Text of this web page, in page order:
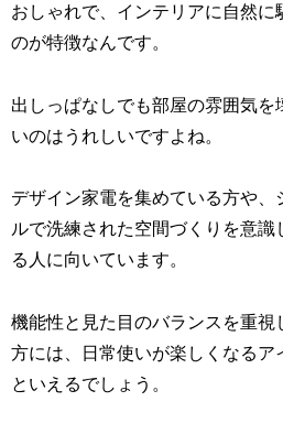
おしゃれで、インテリアに自然に
のが特徴なんです。
出しっぱなしでも部屋の雰囲気を
いのはうれしいですよね。
デザイン家電を集めている方や、
ルで洗練された空間づくりを意識
る人に向いています。
機能性と見た目のバランスを重視
方には、日常使いが楽しくなるア
といえるでしょう。